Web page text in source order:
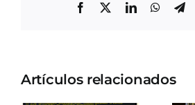
Facebook LinkedIn
Artículos relacionados